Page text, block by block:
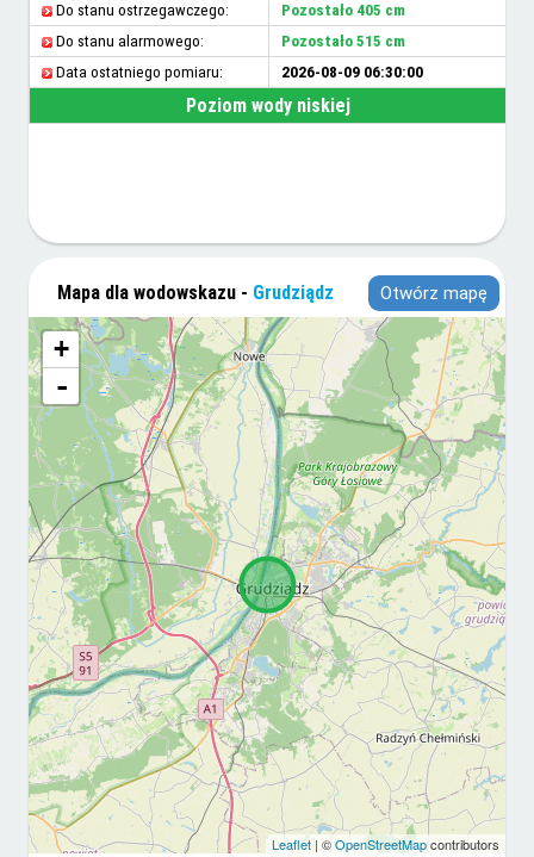
Do stanu ostrzegawczego:
Pozostało 405 cm
Do stanu alarmowego:
Pozostało 515 cm
Data ostatniego pomiaru:
2026-08-09 06:30:00
Poziom wody niskiej
Mapa dla wodowskazu - Grudziądz Otwórz mapę
+
-
Leaflet | ©OpenStreetMapcontributors